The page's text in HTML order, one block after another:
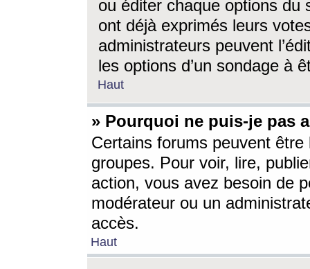
ou éditer chaque options du
ont déjà exprimés leurs
administrateurs peuvent
les options d’un sondage à
Haut
» Pourquoi ne puis-je pas
Certains forums peuvent être
groupes. Pour voir, lire,
action, vous avez besoin de
modérateur ou un
accès.
Haut